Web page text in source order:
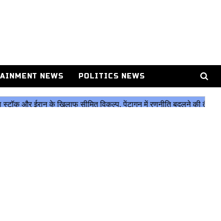
NEWS POLITICS NEWS